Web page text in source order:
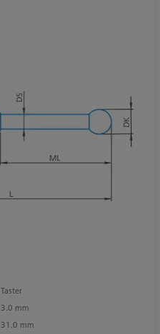
Taster
3.0 mm
31.0 mm